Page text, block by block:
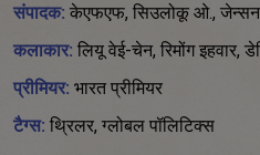
संपादक: केएफएफ, सिउलोकू ओ., जेन्सन
कलाकार: लियू वेई-चेन, रिमोंग
प्रीमियर: भारत प्रीमियर
टैग्स: थ्रिलर, ग्लोबल पॉलिटिक्स